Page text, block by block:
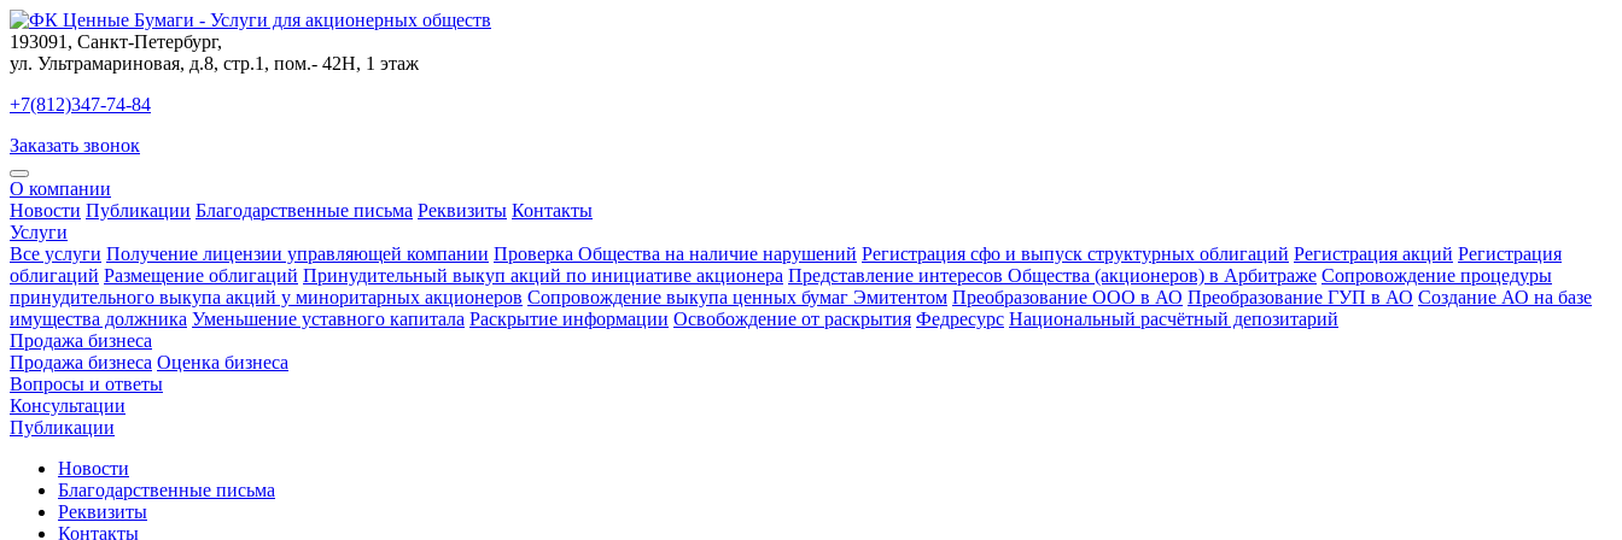
193091 , Санкт-Петербург,
ул. Ультрамариновая, д.8, стр.1, пом.- 42Н, 1 этаж
+7(812)347-74-84
Заказать звонок
О компании
Новости Публикации Благодарственные письма Реквизиты Контакты
Услуги
Все услуги Получение лицензии управляющей компании Проверка Общества на наличие нарушений Регистрация сфо и выпуск структурных облигаций Регистрация акций Регистрация
облигаций Размещение облигаций Принудительный выкуп акций по инициативе акционера Представление интересов Общества (акционеров) в Арбитраже Сопровождение процедуры
принудительного выкупа акций у миноритарных акционеров Сопровождение выкупа ценных бумаг Эмитентом Преобразование ООО в АО Преобразование ГУП в АО Создание АО на базе
имущества должника Уменьшение уставного капитала Раскрытие информации Освобождение от раскрытия Федресурс Национальный расчётный депозитарий
Продажа бизнеса
Продажа бизнеса Оценка бизнеса
Вопросы и ответы
Консультации
Публикации
Новости
Благодарственные письма
Реквизиты
Контакты